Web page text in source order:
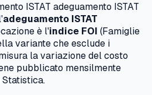
ISTAT adeguamento ISTAT
adeguamento ISTAT
è l'indice FOI (Famiglie
variante che esclude i
la variazione del costo
pubblicato mensilmente